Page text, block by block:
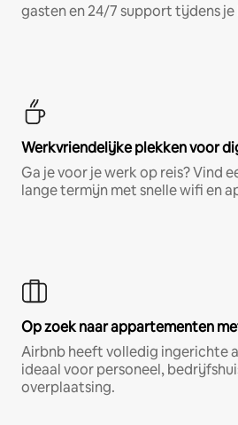
gasten en 24/7 support tijdens
Werkvriendelijke plekken voor
Ga je voor je werk op reis? Vind
lange termijn met snelle wifi en
Op zoek naar appartementen
Airbnb heeft volledig ingerichte
ideaal voor personeel,
overplaatsing.